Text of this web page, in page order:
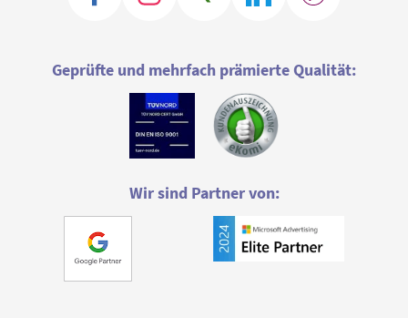
Geprüfte und mehrfach prämierte Qualität:
Wir sind Partner von: